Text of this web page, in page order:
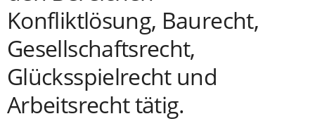
Konfliktlösung, Baurecht,
Gesellschaftsrecht,
Glücksspielrecht und
Arbeitsrecht tätig.